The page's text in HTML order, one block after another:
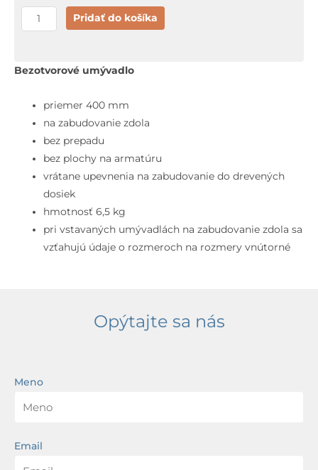
množstvo
Duravit
Umývadlo
prepadu,
priemer
40
cm,
WonderGliss,
biela
Pridať do košíka
Bezotvorové umývadlo
priemer 400 mm
na zabudovanie zdola
bez prepadu
bez plochy na armatúru
vrátane upevnenia na zabudovanie do drevených
dosiek
hmotnosť 6,5 kg
pri vstavaných umývadlách na zabudovanie zdola sa
vzťahujú údaje o rozmeroch na rozmery vnútorné
Opýtajte sa nás
Meno
Email